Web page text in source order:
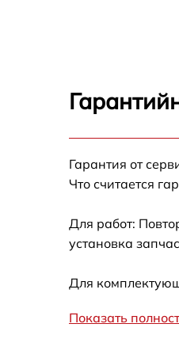
Замена
Гарантия от
Что считается
Для работ:
установка
Для
Показать